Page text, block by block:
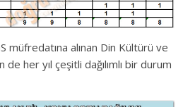
müfredatına alınan Din Kültürü ve
her yıl çeşitli dağılımlı bir durum